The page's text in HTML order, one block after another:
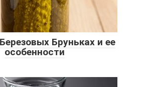
Бруньках и ее
особенности